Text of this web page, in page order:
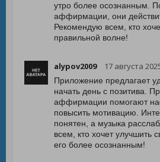
утро более осознанным.
аффирмации, они
Рекомендую всем, кто
правильной волне!
alypov2009 17 августа
Приложение предлагает
начать день с позитива.
аффирмации помогают
повысить мотивацию.
понятен, а музыка
всем, кто хочет улучшить
его более осознанным!